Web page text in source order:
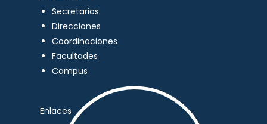
Secretarios
Direcciones
Coordinaciones
Facultades
Campus
Enlaces